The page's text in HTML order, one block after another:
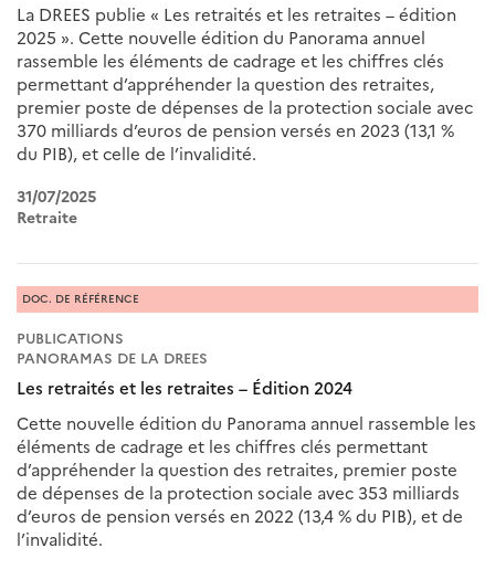
La DREES publie « Les retraités et les retraites – édition
2025 ». Cette nouvelle édition du Panorama annuel
rassemble les éléments de cadrage et les chiffres clés
permettant d’appréhender la question des retraites,
premier poste de dépenses de la protection sociale avec
370 milliards d’euros de pension versés en 2023 (13,1 %
du PIB), et celle de l’invalidité.
31/07/2025
Retraite
PUBLICATIONS
PANORAMAS DE LA DREES
Les retraités et les retraites – Édition 2024
Cette nouvelle édition du Panorama annuel rassemble les
éléments de cadrage et les chiffres clés permettant
d’appréhender la question des retraites, premier poste
de dépenses de la protection sociale avec 353 milliards
d’euros de pension versés en 2022 (13,4 % du PIB), et de
l’invalidité.
DOC. DE RÉFÉRENCE